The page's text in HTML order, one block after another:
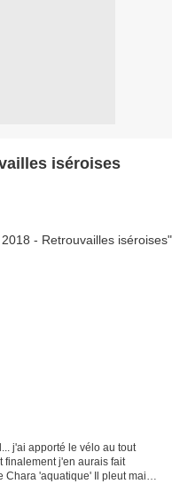
iséroises
j'ai apporté le vélo au tout
finalement j'en aurais fait
Il pleut mais